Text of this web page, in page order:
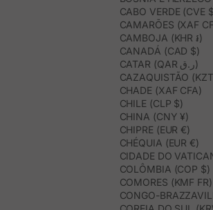
CABO VERDE (CVE
CAMARÕES (XAF
CAMBOJA (KHR ៛)
CANADÁ (CAD $)
CATAR (QAR ر.ق)
CAZAQUISTÃO
CHADE (XAF CFA)
CHILE (CLP $)
CHINA (CNY ¥)
CHIPRE (EUR €)
CHÉQUIA (EUR €)
CIDADE DO
COLÔMBIA (COP $)
COMORES (KMF FR)
CONGO-